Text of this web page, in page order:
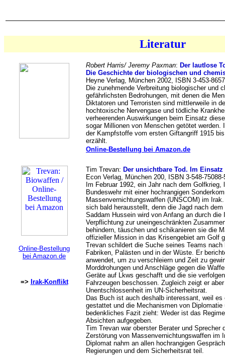
Literatur
Robert Harris/ Jeremy Paxman: Der lautlose
Die Geschichte der biologischen und
Heyne Verlag, München 2002, ISBN 3-453-
Die zunehmende Verbreitung biologischer und
gefährlichsten Bedrohungen, mit denen die
Diktatoren und Terroristen sind mittlerweile in
hochtoxische Nervengase und tödliche
verheerenden Auswirkungen beim Einsatz
sogar Millionen von Menschen getötet
der Kampfstoffe vom ersten Giftangriff 1915
erzählt.
Online-Bestellung bei Amazon.de
Online-Bestellung
bei Amazon.de
=> Irak-Konflikt
Tim Trevan: Der unsichtbare Tod. Im
Econ Verlag, München 200, ISBN 3-548-
Im Februar 1992, ein Jahr nach dem
Bundeswehr mit einer hochrangigen
Massenvernichtungswaffen (UNSCOM) im
sich bald herausstellt, denn die Jagd nach
Saddam Hussein wird von Anfang an durch die
Verpflichtung zur uneingeschränkten
behindern, täuschen und schikanieren sie die
offizieller Mission in das Krisengebiet am Golf
Trevan schildert die Suche seines Teams
Fabriken, Palästen und in der Wüste. Er
anwendet, um zu verschleiern und Zeit zu
Morddrohungen und Anschläge gegen die
Geräte auf Lkws geschafft und die sie
Fahrzeugen beschossen. Zugleich zeigt er
Unentschlossenheit im UN-Sicherheitsrat.
Das Buch ist auch deshalb interessant, weil
gestattet und die Mechanismen von
bedenkliches Fazit zieht: Weder ist das
Absichten aufgegeben.
Tim Trevan war oberster Berater und Sprecher
Zerstörung von Massenvernichtungswaffen im
Diplomat nahm an allen hochrangigen
Regierungen und dem Sicherheitsrat teil.